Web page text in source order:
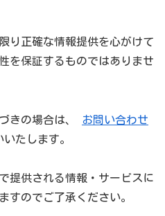
り正確な情報提供を心がけて
を保証するものではありませ
きの場合は、
お問い合わせ
たします。
提供される情報・サービスに
すのでご了承ください。